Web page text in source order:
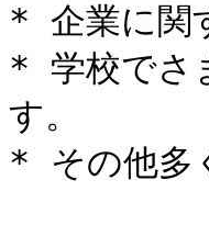
* 企業に関
* 学校でさ
す。
* その他多